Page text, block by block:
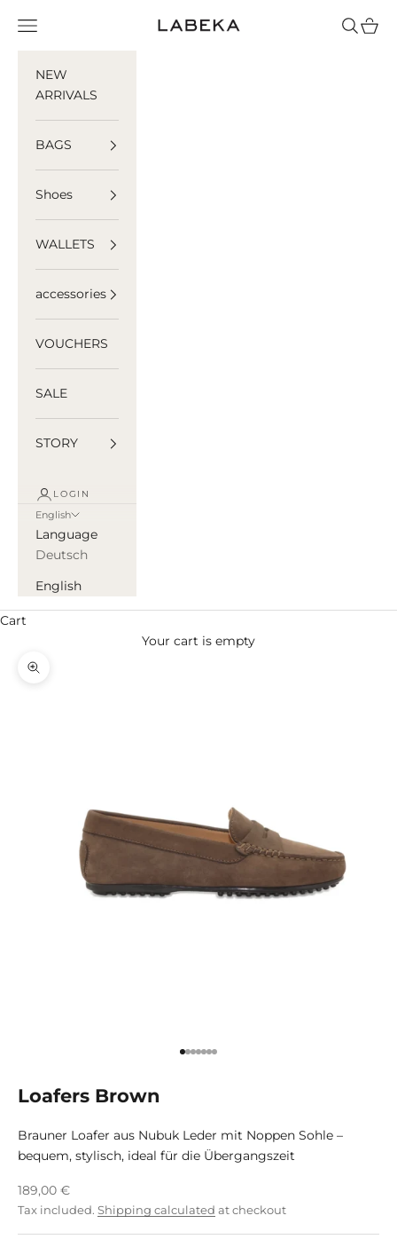
LABEKA
Navigation menu Search
Cart
NEW
ARRIVALS
BAGS
Shoes
WALLETS
accessories
VOUCHERS
SALE
STORY
LOGIN
English
Language
Deutsch
English
Cart
Your cart is empty
Zoom picture
Go to item 1
Go to item 2
Go to item 3
Go to item 4
Go to item 5
Go to item 6
Go to item 7
Loafers Brown
Brauner Loafer aus Nubuk Leder mit Noppen Sohle –
bequem, stylisch, ideal für die Übergangszeit
Sale price
189,00 €
Tax included. Shipping calculated at checkout